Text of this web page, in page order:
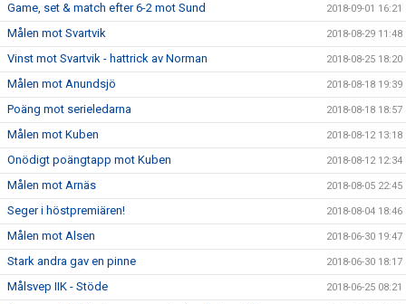
Game, set & match efter 6-2 mot Sund 2018-09-01 16:21
Målen mot Svartvik 2018-08-29 11:48
Vinst mot Svartvik - hattrick av Norman 2018-08-25 18:20
Målen mot Anundsjö 2018-08-18 19:39
Poäng mot serieledarna 2018-08-18 18:57
Målen mot Kuben 2018-08-12 13:18
Onödigt poängtapp mot Kuben 2018-08-12 12:34
Målen mot Arnäs 2018-08-05 22:45
Seger i höstpremiären! 2018-08-04 18:46
Målen mot Alsen 2018-06-30 19:47
Stark andra gav en pinne 2018-06-30 18:17
Målsvep IIK - Stöde 2018-06-25 08:21